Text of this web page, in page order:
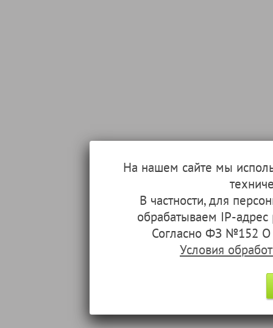
На нашем сайте мы
В частности, для
обрабатываем IP-
Согласно ФЗ №152 О
Условия